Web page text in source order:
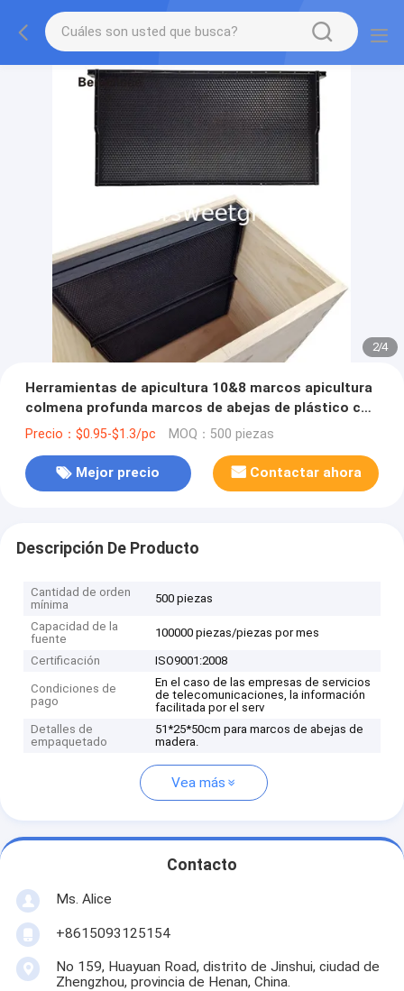
2/4
Herramientas de apicultura 10&8 marcos apicultura
colmena profunda marcos de abejas de plástico con
fundación
Precio：$0.95-$1.3/pc MOQ：500 piezas
Mejor precio Contactar ahora
Descripción De Producto
Cantidad de orden
mínima
500 piezas
Capacidad de la
fuente
100000 piezas/piezas por mes
Certificación ISO9001:2008
Condiciones de
pago
En el caso de las empresas de servicios
de telecomunicaciones, la información
facilitada por el serv
Detalles de
empaquetado
51*25*50cm para marcos de abejas de
madera.
Vea más
Contacto
Ms. Alice
+8615093125154
No 159, Huayuan Road, distrito de Jinshui, ciudad de
Zhengzhou, provincia de Henan, China.